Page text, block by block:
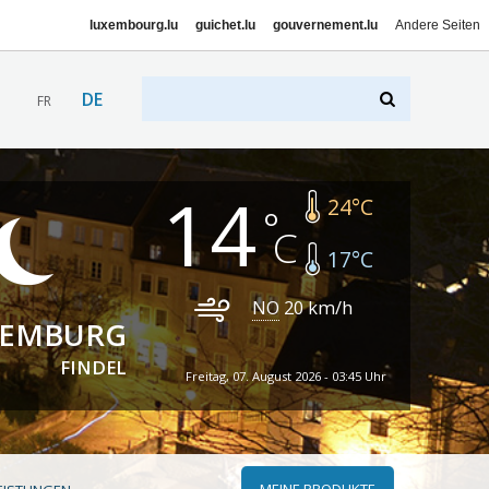
luxembourg.lu guichet.lu gouvernement.lu Andere Seiten
FR DE
FINDEL
14 24°C
17°C
NO 20km/h
Freitag, 07. August 2026 - 03:45 Uhr